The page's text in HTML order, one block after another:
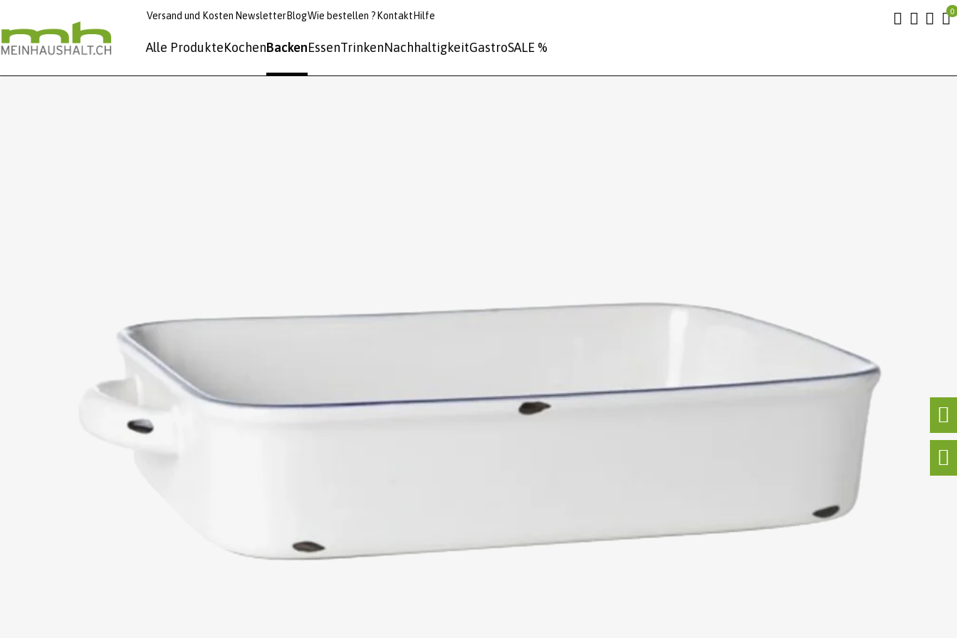
Versand und Kosten NewsletterBlogWie bestellen ? Kontakt Hilfe
Alle ProdukteKochenBackenEssenTrinkenNachhaltigkeitGastroSALE %